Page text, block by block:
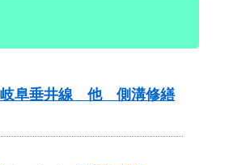
岐阜垂井線 他 側溝修繕